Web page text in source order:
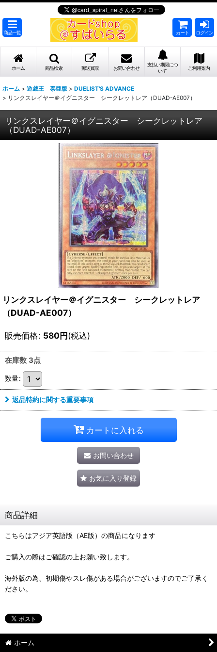
商品一覧 カート ログイン
ホーム 商品検索 郵送買取 お問い合わせ
支払い期限につ
いて
ご利用案内
ホーム > 遊戯王 泰亜版 > DUELIST'S ADVANCE
> リンクスレイヤー＠イグニスター シークレットレア（DUAD-AE007）
リンクスレイヤー＠イグニスター シークレットレア
（DUAD-AE007）
リンクスレイヤー＠イグニスター シークレットレア
（DUAD-AE007）
販売価格: 580円(税込)
在庫数 3点
数量:
返品特約に関する重要事項
カートに入れる
お問い合わせ
お気に入り登録
商品詳細
こちらはアジア英語版（AE版）の商品になります
ご購入の際はご確認の上お願い致します。
海外版の為、初期傷やスレ傷がある場合がございますのでご了承く
ださい。
ホーム